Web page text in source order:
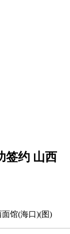
签约 山西
面馆(海口)(图)